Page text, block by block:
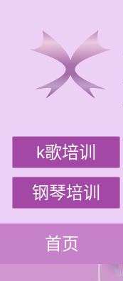
k歌培训
钢琴培训
首页